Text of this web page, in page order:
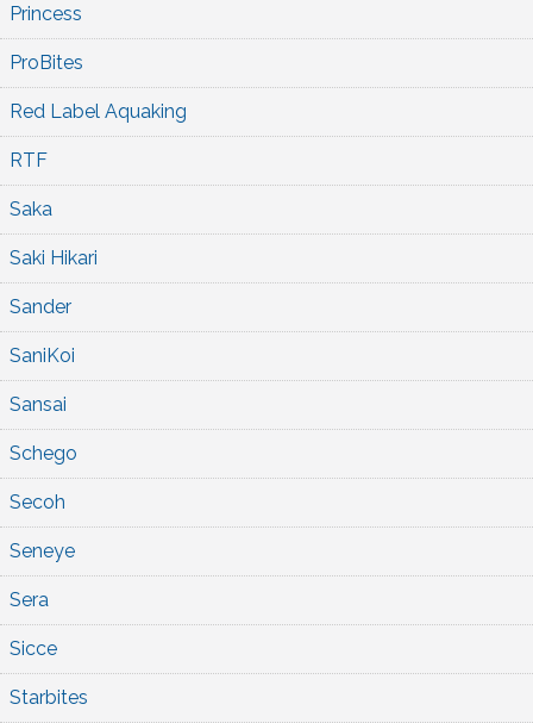
Princess
ProBites
Red Label Aquaking
RTF
Saka
Saki Hikari
Sander
SaniKoi
Sansai
Schego
Secoh
Seneye
Sera
Sicce
Starbites